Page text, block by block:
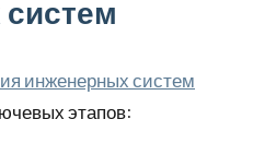
инженерных систем
этапов: